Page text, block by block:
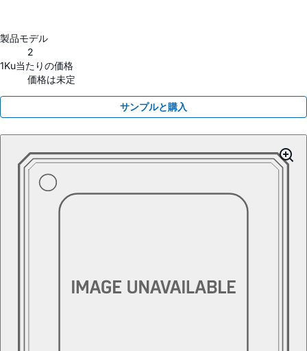
製品モデル
2
1Ku当たりの価格
価格は未定
サンプルと購入